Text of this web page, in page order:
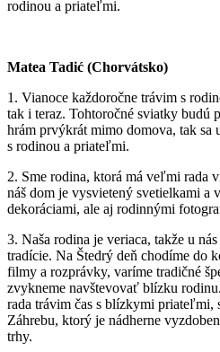
rodinou a priateľmi.
Matea Tadić (Chorvátsko)
1. Vianoce každoročne trávim s
tak i teraz. Tohtoročné sviatky budú
hrám prvýkrát mimo domova, tak sa
s rodinou a priateľmi.
2. Sme rodina, ktorá má veľmi rada
náš dom je vysvietený svetielkami a
dekoráciami, ale aj rodinnými
3. Naša rodina je veriaca, takže u
tradície. Na Štedrý deň chodíme do
filmy a rozprávky, varíme tradičné
zvykneme navštevovať blízku
rada trávim čas s blízkymi priateľmi,
Záhrebu, ktorý je nádherne
trhy.